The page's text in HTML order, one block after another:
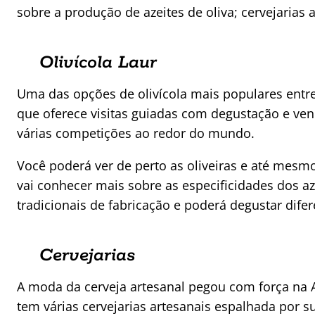
sobre a produção de azeites de oliva; cervejarias
Olivícola Laur
Uma das opções de olivícola mais populares
que oferece visitas guiadas com degustação e
várias competições ao redor do mundo.
Você poderá ver de perto as oliveiras e até
vai conhecer mais sobre as especificidades dos
tradicionais de fabricação e poderá degustar
Cervejarias
A moda da cerveja artesanal pegou com força
tem várias cervejarias artesanais espalhada por